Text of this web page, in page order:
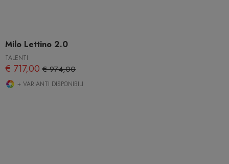
Milo Lettino 2.0
TALENTI
€ 717,00 € 974,00
+ VARIANTI DISPONIBILI